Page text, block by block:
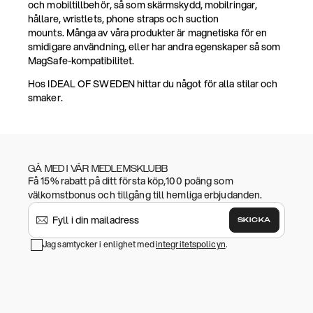
och mobiltillbehör, så som skärmskydd, mobilringar,
hållare, wristlets, phone straps och suction
mounts. Många av våra produkter är magnetiska för en
smidigare användning, eller har andra egenskaper så som
MagSafe-kompatibilitet.
Hos IDEAL OF SWEDEN hittar du något för alla stilar och
smaker.
GÅ MED I VÅR MEDLEMSKLUBB
Få 15% rabatt på ditt första köp,100 poäng som
välkomstbonus och tillgång till hemliga erbjudanden.
SKICKA
Jag samtycker i enlighet medintegritetspolicyn.